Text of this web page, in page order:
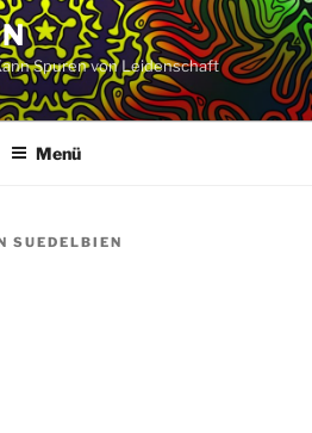
Spuren von Leidenschaft
Menü
SUEDELBIEN